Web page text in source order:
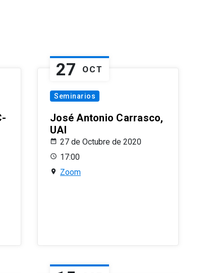
27 OCT
Seminarios
José Antonio Carrasco,
UAI
27 de Octubre de 2020
17:00
Zoom